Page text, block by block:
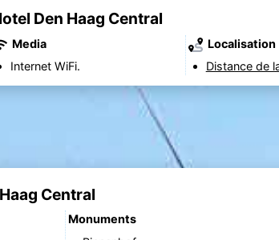
Den Haag Central
Media
Internet WiFi.
Localisation
Distance de
Central
Monuments